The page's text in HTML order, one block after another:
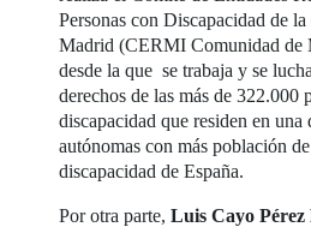
Personas con Discapacidad de
Madrid (CERMI Comunidad de
desde la que se trabaja y se
derechos de las más de 322.000
discapacidad que residen en una
autónomas con más población
discapacidad de España.
Por otra parte,Luis Cayo Pérez